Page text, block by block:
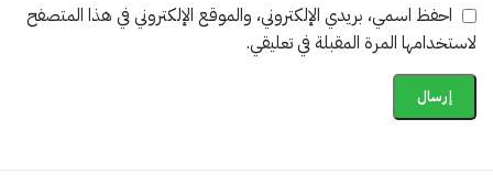
احفظ اسمي، بريدي الإلكتروني، والموقع الإلكتروني في هذا المتصفح
لاستخدامها المرة المقبلة في تعليقي.